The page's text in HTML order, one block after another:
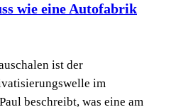
wie eine Autofabrik
ist der
im
beschreibt, was eine am